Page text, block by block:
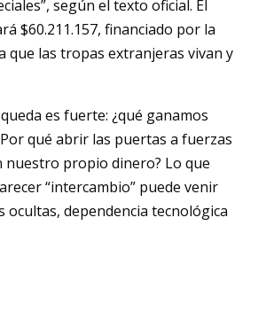
según el texto oficial. El
$60.211.157, financiado por la
que las tropas extranjeras vivan y
es fuerte: ¿qué ganamos
qué abrir las puertas a fuerzas
nuestro propio dinero? Lo que
“intercambio” puede venir
ocultas, dependencia tecnológica